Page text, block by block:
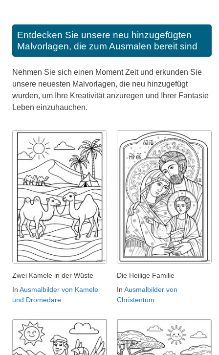
Entdecken Sie unsere neu hinzugefügten
Malvorlagen, die zum Ausmalen bereit sind
Nehmen Sie sich einen Moment Zeit und erkunden Sie
unsere neuesten Malvorlagen, die neu hinzugefügt
wurden, um Ihre Kreativität anzuregen und Ihrer Fantasie
Leben einzuhauchen.
Zwei Kamele in der Wüste
In Ausmalbilder von Kamele
und Dromedare
Die Heilige Familie
In Ausmalbilder von
Christentum